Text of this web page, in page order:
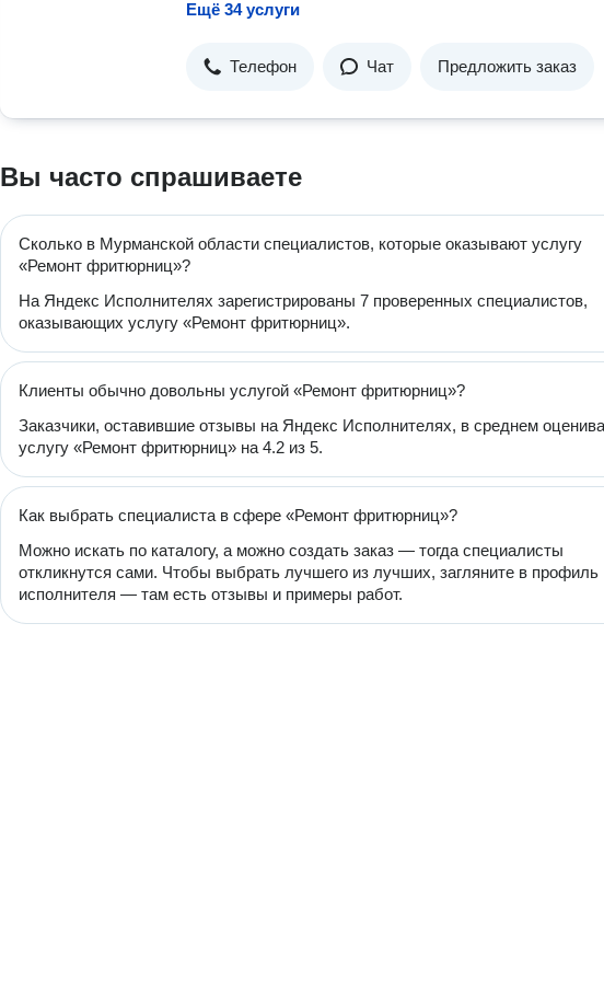
Ещё 34 услуги
Телефон Чат Предложить заказ
Вы часто спрашиваете
Сколько в Мурманской области специалистов, которые оказывают услугу
«Ремонт фритюрниц»?
На Яндекс Исполнителях зарегистрированы 7 проверенных специалистов,
оказывающих услугу «Ремонт фритюрниц».
Клиенты обычно довольны услугой «Ремонт фритюрниц»?
Заказчики, оставившие отзывы на Яндекс Исполнителях, в среднем
услугу «Ремонт фритюрниц» на 4.2 из 5.
Как выбрать специалиста в сфере «Ремонт фритюрниц»?
Можно искать по каталогу, а можно создать заказ — тогда специалисты
откликнутся сами. Чтобы выбрать лучшего из лучших, загляните в профиль
исполнителя — там есть отзывы и примеры работ.